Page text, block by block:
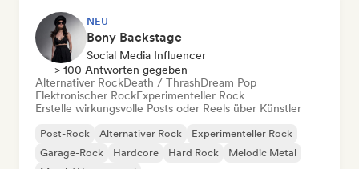
NEU
Bony Backstage
Social Media Influencer
> 100 Antworten gegeben
Alternativer RockDeath / ThrashDream Pop
Elektronischer RockExperimenteller Rock
Erstelle wirkungsvolle Posts oder Reels über Künstler
Post-Rock Alternativer Rock
Experimenteller Rock
Garage-Rock
Hardcore Hard Rock
Melodic Metal